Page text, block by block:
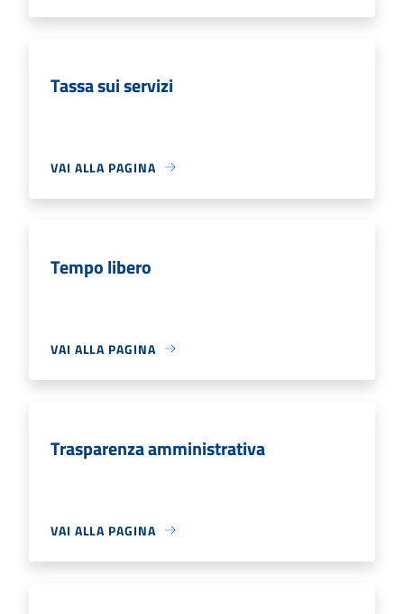
Tassa sui servizi
VAI ALLA PAGINA
Tempo libero
VAI ALLA PAGINA
Trasparenza amministrativa
VAI ALLA PAGINA